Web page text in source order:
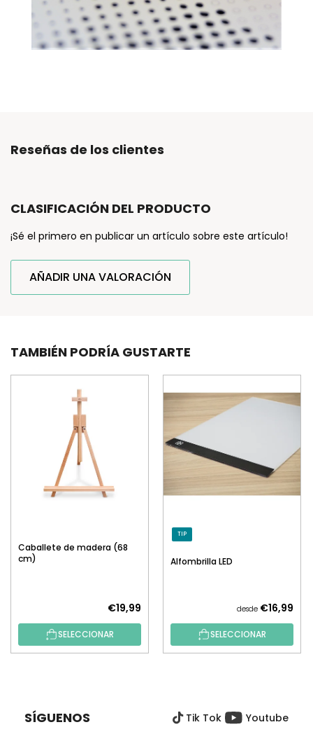
Reseñas de los clientes
CLASIFICACIÓN DEL PRODUCTO
¡Sé el primero en publicar un artículo sobre este artículo!
AÑADIR UNA VALORACIÓN
TAMBIÉN PODRÍA GUSTARTE
Caballete de madera (68
cm)
€19,99
SELECCIONAR
TIP
Alfombrilla LED
desde €16,99
SELECCIONAR
SÍGUENOS Tik Tok Youtube